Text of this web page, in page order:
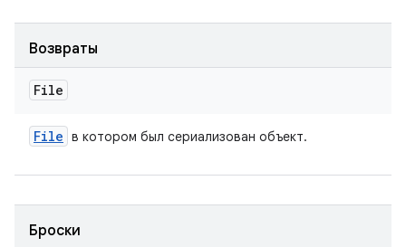
Возвраты
File
File в котором был сериализован объект.
Броски